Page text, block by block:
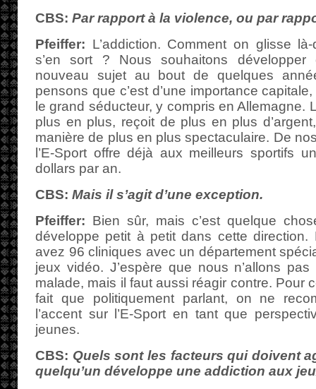
CBS: Par rapport à la violence, ou par
Pfeiffer: L’addiction. Comment on glisse
s’en sort ? Nous souhaitons
nouveau sujet au bout de quelques
pensons que c’est d’une importance
le grand séducteur, y compris en Allemagne.
plus en plus, reçoit de plus en plus
manière de plus en plus spectaculaire. De
l’E-Sport offre déjà aux meilleurs sportifs
dollars par an.
CBS: Mais il s’agit d’une exception.
Pfeiffer: Bien sûr, mais c’est quelque
développe petit à petit dans cette
avez 96 cliniques avec un département
jeux vidéo. J’espère que nous n’allons
malade, mais il faut aussi réagir contre. Pour
fait que politiquement parlant, on ne
l’accent sur l’E-Sport en tant que
jeunes.
CBS: Quels sont les facteurs qui doivent
quelqu’un développe une addiction aux